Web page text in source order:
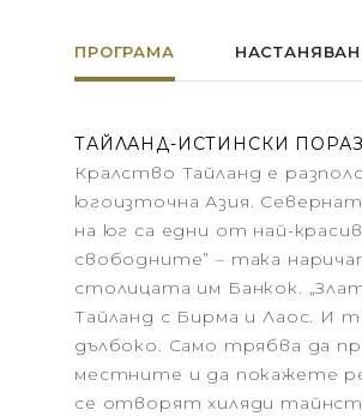
ПРОГРАМА
ТАЙЛАНД-ИСТИНСКИ
Кралство Тайланд е
югоизточна Азия.
на юг са едни от най-
свободните” – така
столицата им Банкок.
Тайланд с Бирма и Лаос. И
дълбоко. Само трябва да
местните и да покажете
се отворят хиляди